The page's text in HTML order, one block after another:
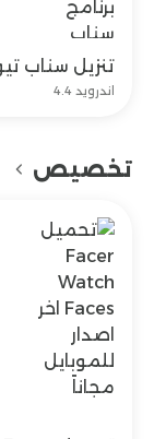
اندرويد 4.4
تخصيص